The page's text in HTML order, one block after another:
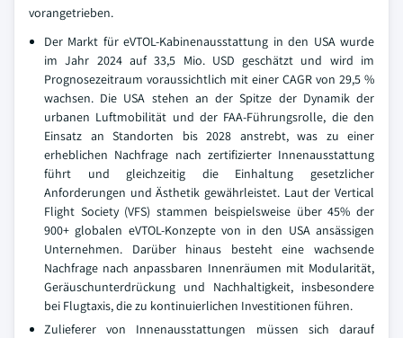
vorangetrieben.
Der Markt für eVTOL-Kabinenausstattung in den USA wurde
im Jahr 2024 auf 33,5 Mio. USD geschätzt und wird im
Prognosezeitraum voraussichtlich mit einer CAGR von 29,5 %
wachsen. Die USA stehen an der Spitze der Dynamik der
urbanen Luftmobilität und der FAA-Führungsrolle, die den
Einsatz an Standorten bis 2028 anstrebt, was zu einer
erheblichen Nachfrage nach zertifizierter Innenausstattung
führt und gleichzeitig die Einhaltung gesetzlicher
Anforderungen und Ästhetik gewährleistet. Laut der Vertical
Flight Society (VFS) stammen beispielsweise über 45% der
900+ globalen eVTOL-Konzepte von in den USA ansässigen
Unternehmen. Darüber hinaus besteht eine wachsende
Nachfrage nach anpassbaren Innenräumen mit Modularität,
Geräuschunterdrückung und Nachhaltigkeit, insbesondere
bei Flugtaxis, die zu kontinuierlichen Investitionen führen.
Zulieferer von Innenausstattungen müssen sich darauf